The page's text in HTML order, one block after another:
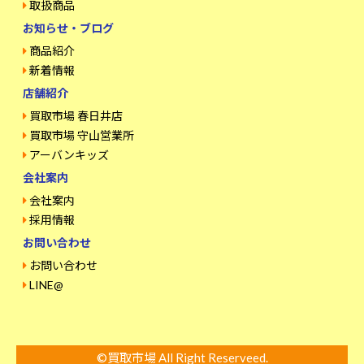
取扱商品
お知らせ・ブログ
商品紹介
新着情報
店舗紹介
買取市場 春日井店
買取市場 守山営業所
アーバンキッズ
会社案内
会社案内
採用情報
お問い合わせ
お問い合わせ
LINE@
©買取市場 All Right Reserveed.